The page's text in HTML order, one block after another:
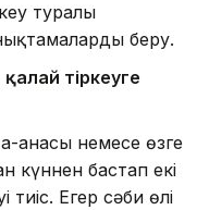
туралы
беру.
қалай тіркеуге
анасы немесе өзге
күннен бастап екі
тиіс. Егер сәби өлі